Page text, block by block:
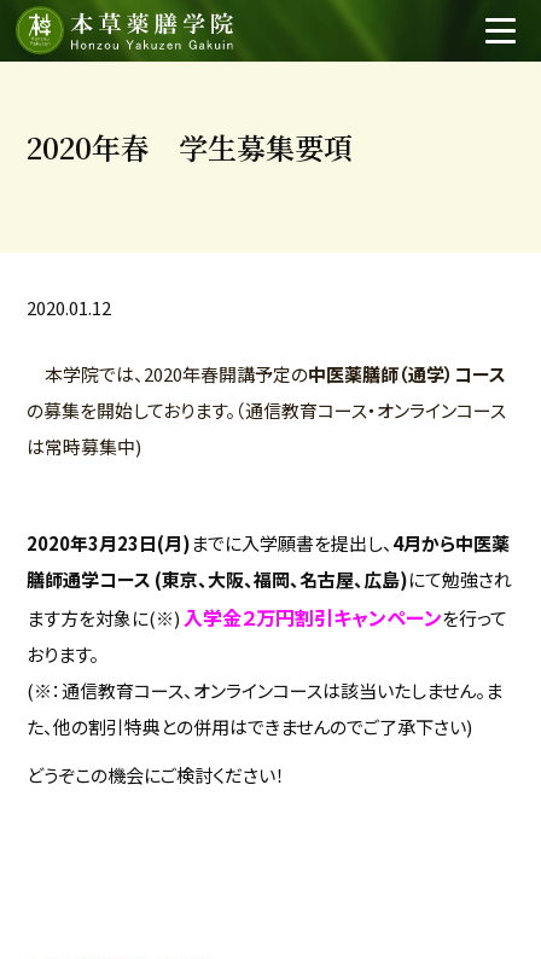
2020年春 学生募集要項
2020.01.12
本学院では、2020年春開講予定の中医薬膳師（通学）コース
の募集を開始しております。（通信教育コース・オンラインコース
は常時募集中)
2020年3月23日(月)までに入学願書を提出し、 4月から中医薬
膳師通学コース (東京、大阪、福岡、名古屋、広島)にて勉強され
ます方を対象に(※) 入学金２万円割引キャンペーンを行って
おります。
(※：通信教育コース、オンラインコースは該当いたしません。ま
た、他の割引特典との併用はできませんのでご了承下さい)
どうぞこの機会にご検討ください！